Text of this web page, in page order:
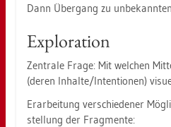
Dann Über­gang zu
Ex­plo­ra­ti­on
Zen­tra­le Frage: Mit wel­chen
(deren In­hal­te/In­ten­tio­nen)
Er­ar­bei­tung ver­schie­de­ner
stel­lung der Frag­men­te: